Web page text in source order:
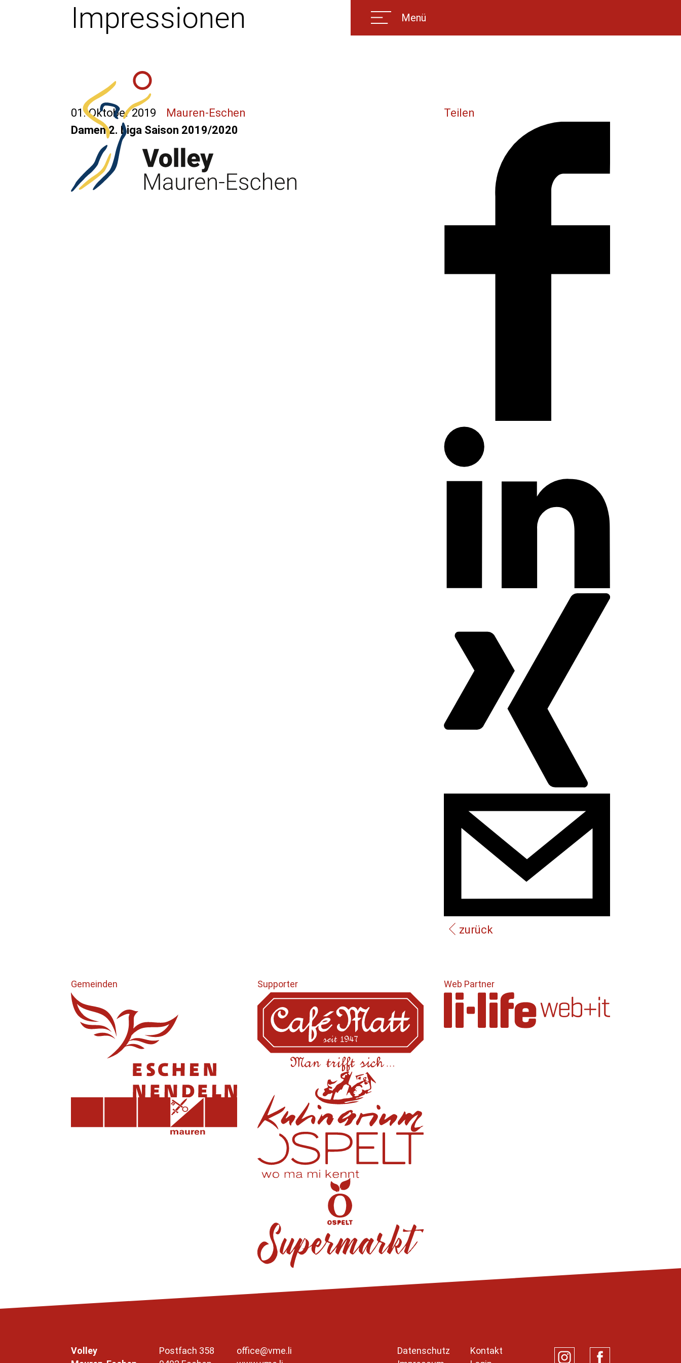
Menü
Impressionen
01. Oktober 2019 Mauren-Eschen
Damen 2. Liga Saison 2019/2020
Teilen
zurück
Gemeinden Supporter Web Partner
Volley
Postfach 358
office@vme.li
Datenschutz
Kontakt